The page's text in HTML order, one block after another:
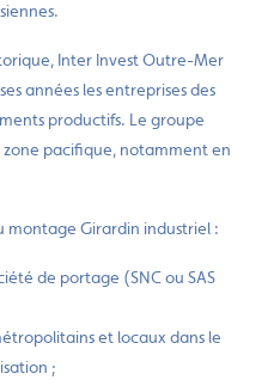
Inter Invest Outre-Mer
années les entreprises des
productifs. Le groupe
zone pacifique, notamment en
montage Girardin industriel :
de portage (SNC ou SAS
et locaux dans le
;